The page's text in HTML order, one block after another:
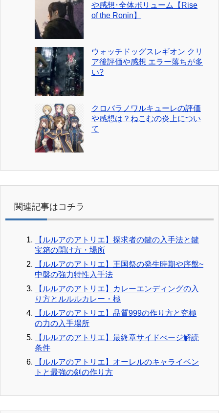
や感想･全体ボリューム【Rise
of the Ronin】
ウォッチドッグスレギオン クリ
ア後評価や感想 エラー落ちが多
い?
クロバラノワルキューレの評価
や感想は？ねこむの炎上につい
て
関連記事はコチラ
【ルルアのアトリエ】探求者の鍵の入手法と鍵
宝箱の開け方・場所
【ルルアのアトリエ】王国祭の発生時期や序盤~
中盤の強力特性入手法
【ルルアのアトリエ】カレーエンディングの入
り方とルルルカレー・極
【ルルアのアトリエ】品質999の作り方と究極
の力の入手場所
【ルルアのアトリエ】最終章サイドぺージ解読
条件
【ルルアのアトリエ】オーレルのキャライベン
トと最強の剣の作り方